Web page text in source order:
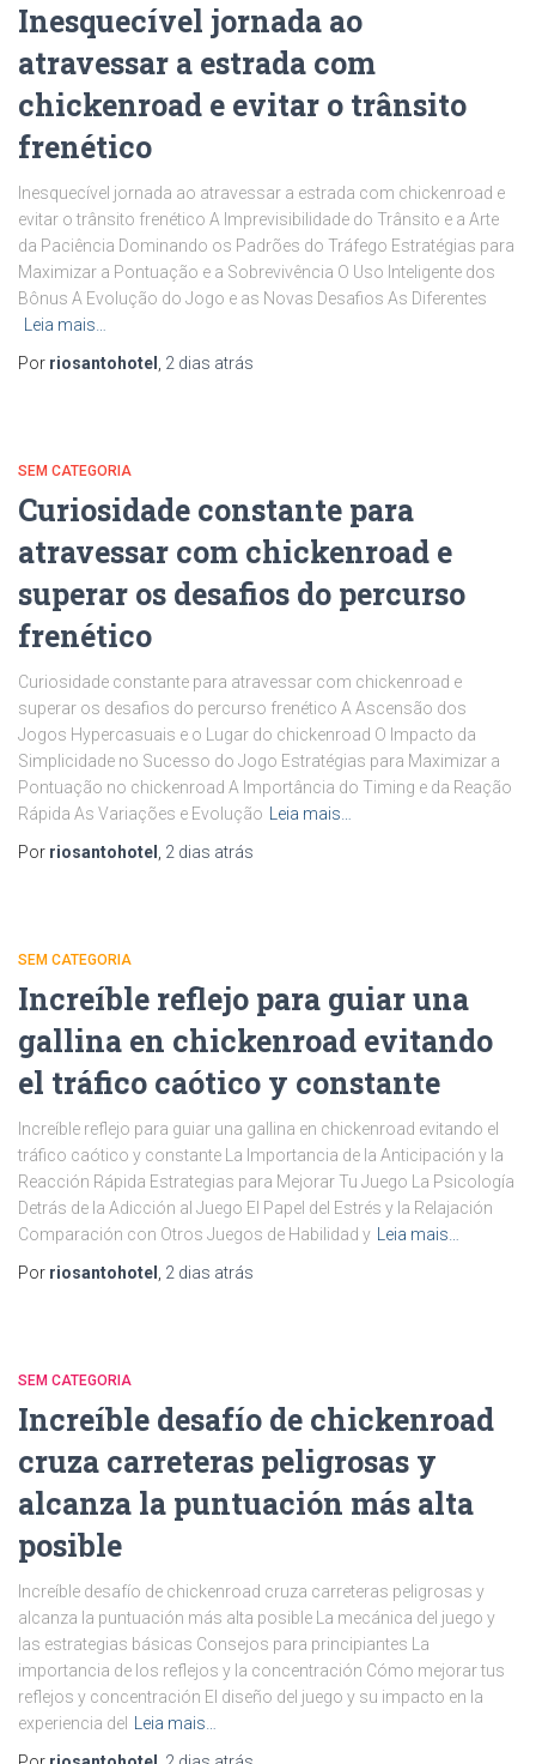
Inesquecível jornada ao
atravessar a estrada com
chickenroad e evitar o trânsito
frenético
Inesquecível jornada ao atravessar a estrada com chickenroad e
evitar o trânsito frenético A Imprevisibilidade do Trânsito e a Arte
da Paciência Dominando os Padrões do Tráfego Estratégias para
Maximizar a Pontuação e a Sobrevivência O Uso Inteligente dos
Bônus A Evolução do Jogo e as Novas Desafios As Diferentes
Leia mais…
Por riosantohotel 2 dias atrás
SEM CATEGORIA
Curiosidade constante para
atravessar com chickenroad e
superar os desafios do percurso
frenético
Curiosidade constante para atravessar com chickenroad e
superar os desafios do percurso frenético A Ascensão dos
Jogos Hypercasuais e o Lugar do chickenroad O Impacto da
Simplicidade no Sucesso do Jogo Estratégias para Maximizar a
Pontuação no chickenroad A Importância do Timing e da Reação
Rápida As Variações e Evolução
Leia mais…
Por riosantohotel 2 dias atrás
SEM CATEGORIA
Increíble reflejo para guiar una
gallina en chickenroad evitando
el tráfico caótico y constante
Increíble reflejo para guiar una gallina en chickenroad evitando el
tráfico caótico y constante La Importancia de la Anticipación y la
Reacción Rápida Estrategias para Mejorar Tu Juego La Psicología
Detrás de la Adicción al Juego El Papel del Estrés y la Relajación
Comparación con Otros Juegos de Habilidad y
Leia mais…
Por riosantohotel 2 dias atrás
SEM CATEGORIA
Increíble desafío de chickenroad
cruza carreteras peligrosas y
alcanza la puntuación más alta
posible
Increíble desafío de chickenroad cruza carreteras peligrosas y
alcanza la puntuación más alta posible La mecánica del juego y
las estrategias básicas Consejos para principiantes La
importancia de los reflejos y la concentración Cómo mejorar tus
reflejos y concentración El diseño del juego y su impacto en la
experiencia del
Leia mais…